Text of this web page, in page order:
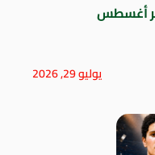
أغسطس
يوليو 29, 2026